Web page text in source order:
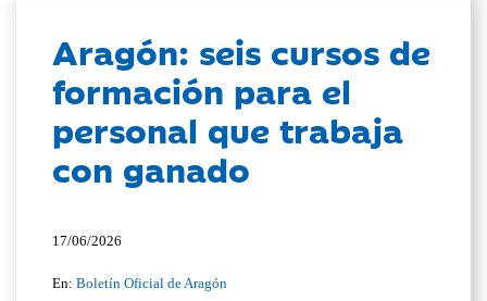
Aragón: seis cursos de
formación para el
personal que trabaja
con ganado
17/06/2026
En:Boletín Oficial de Aragón